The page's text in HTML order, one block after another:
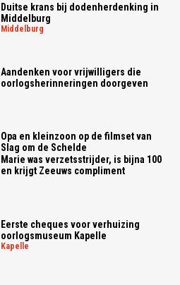
Duitse krans bij dodenherdenking in
Middelburg
middelburg
Aandenken voor vrijwilligers die
oorlogsherinneringen doorgeven
Opa en kleinzoon op de filmset van
Slag om de Schelde
Marie was verzetsstrijder, is bijna 100
en krijgt Zeeuws compliment
Eerste cheques voor verhuizing
oorlogsmuseum Kapelle
kapelle